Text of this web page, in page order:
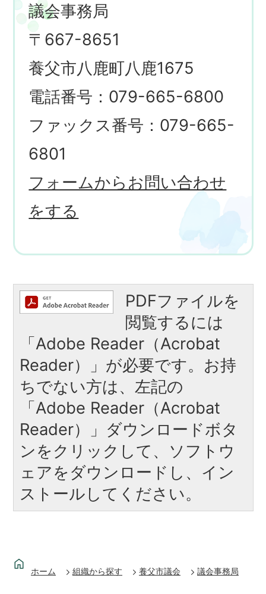
議会事務局
〒667-8651
養父市八鹿町八鹿1675
電話番号：079-665-6800
ファックス番号：079-665-
6801
フォームからお問い合わせ
をする
PDFファイルを
閲覧するには
「Adobe Reader（Acrobat
Reader）」が必要です。お持
ちでない方は、左記の
「Adobe Reader（Acrobat
Reader）」ダウンロードボタ
ンをクリックして、ソフトウ
ェアをダウンロードし、イン
ストールしてください。
ホーム 組織から探す 養父市議会 議会事務局